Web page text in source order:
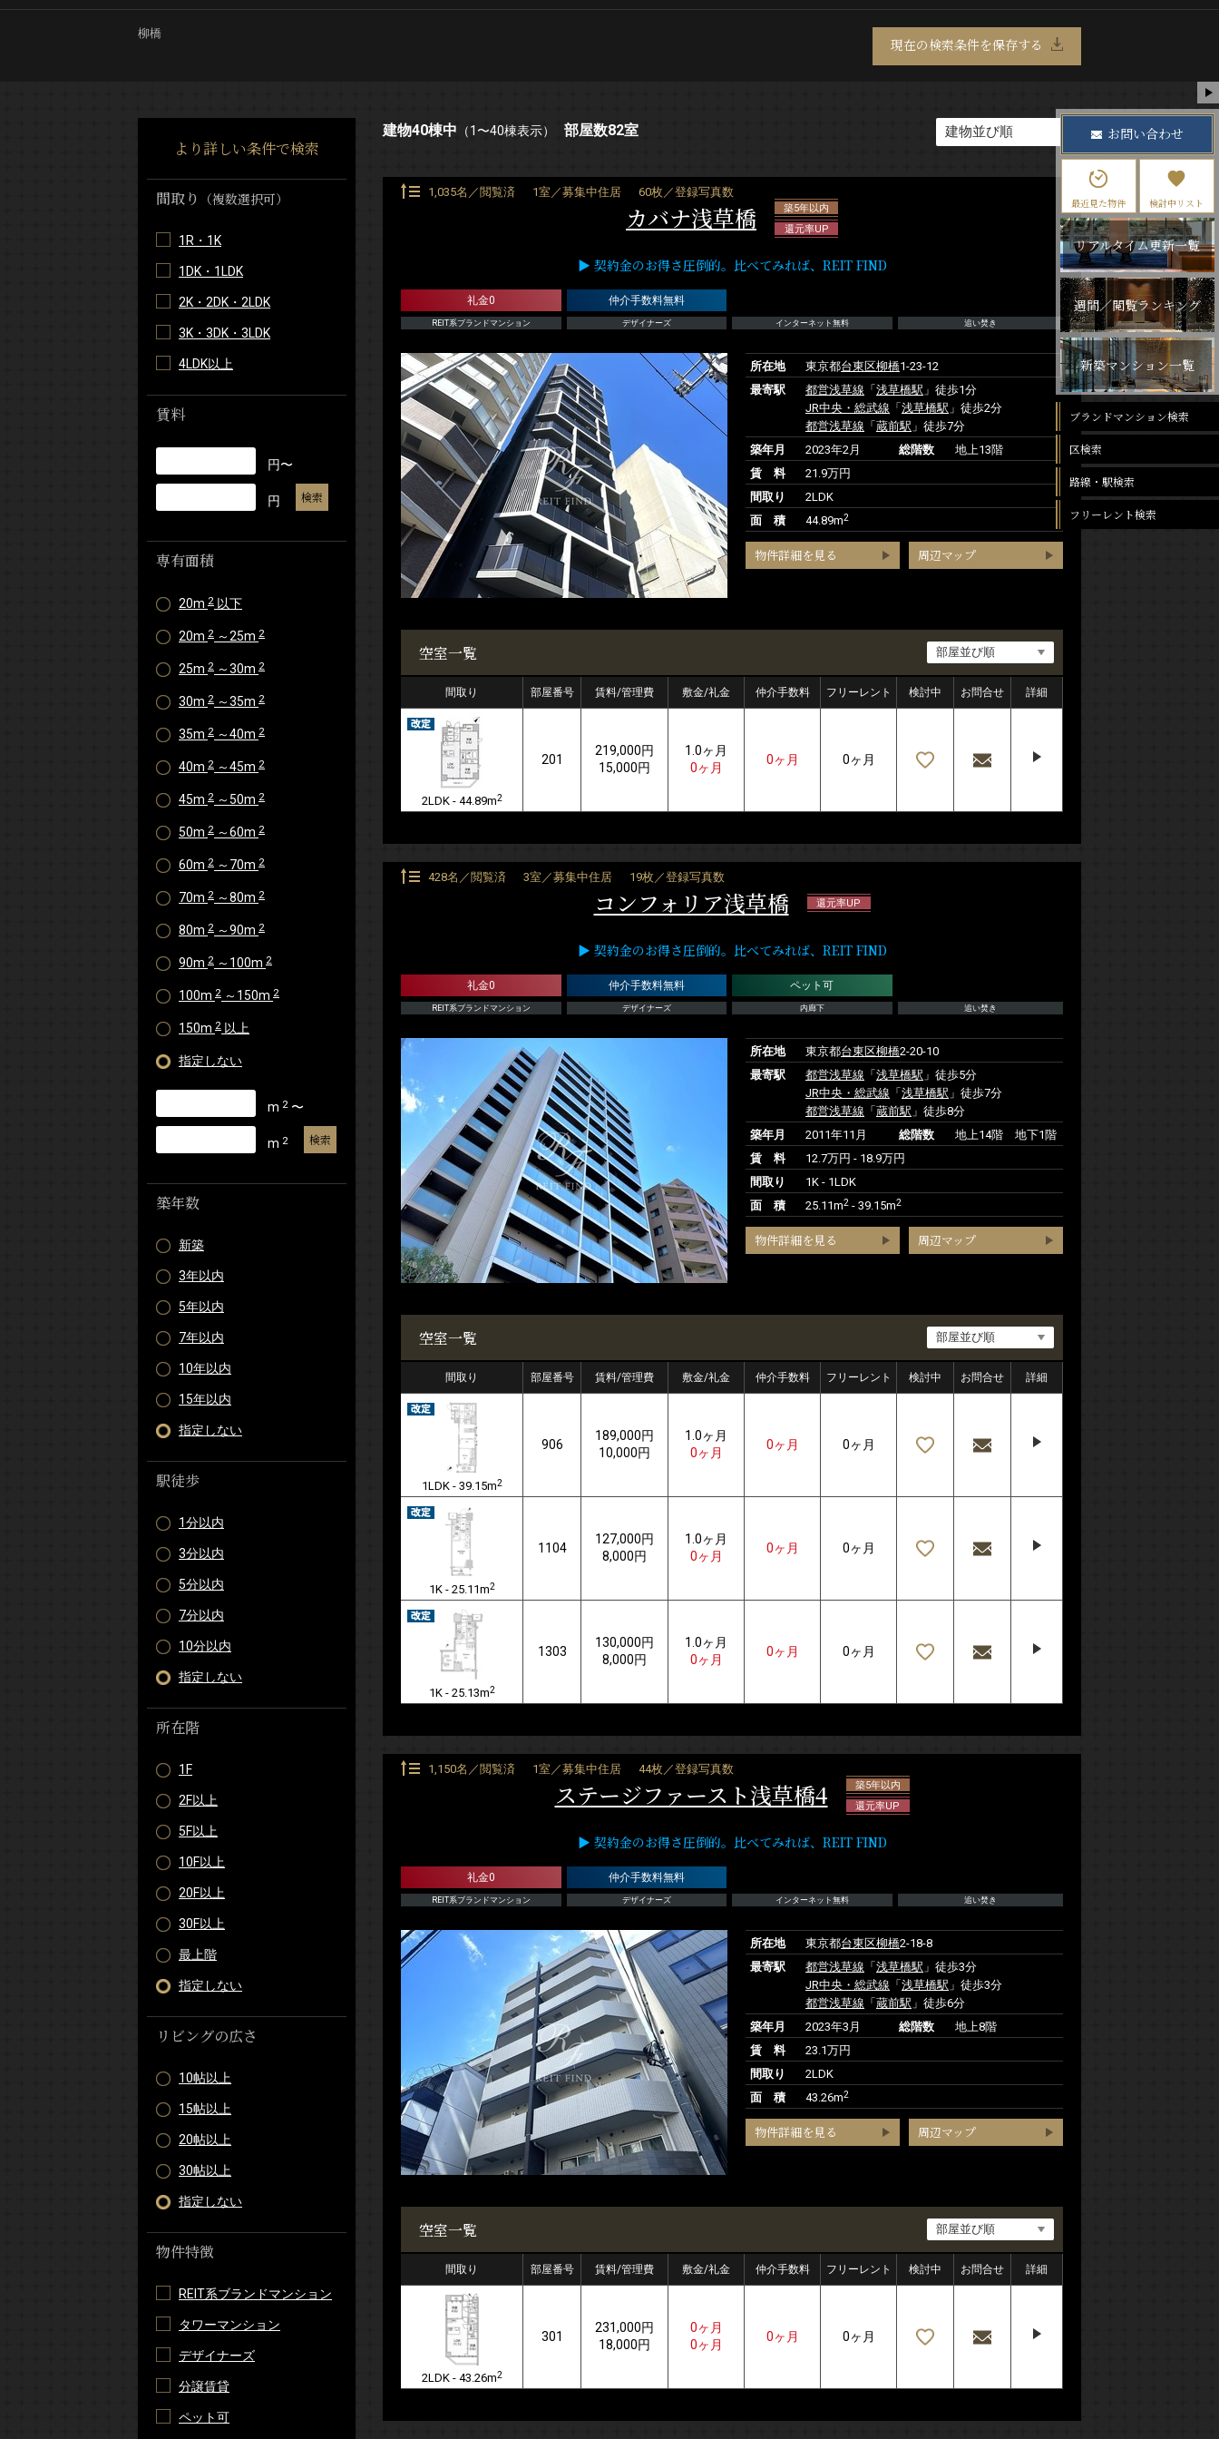
柳橋
現在の検索条件を保存する
より詳しい条件で検索
間取り （複数選択可）
1R・1K
1DK・1LDK
2K・2DK・2LDK
3K・3DK・3LDK
4LDK以上
賃料
円〜
円
専有面積
20m 2 以下
20m 2 ～25m 2
25m 2 ～30m 2
30m 2 ～35m 2
35m 2 ～40m 2
40m 2 ～45m 2
45m 2 ～50m 2
50m 2 ～60m 2
60m 2 ～70m 2
70m 2 ～80m 2
80m 2 ～90m 2
90m 2 ～100m 2
100m 2 ～150m 2
150m 2 以上
指定しない
m 2 〜
m 2
築年数
新築
3年以内
5年以内
7年以内
10年以内
15年以内
指定しない
駅徒歩
1分以内
3分以内
5分以内
7分以内
10分以内
指定しない
所在階
1F
2F以上
5F以上
10F以上
20F以上
30F以上
最上階
指定しない
リビングの広さ
10帖以上
15帖以上
20帖以上
30帖以上
指定しない
物件特徴
REIT系ブランドマンション
タワーマンション
デザイナーズ
分譲賃貸
ペット可
建物40棟中 （1〜40棟表示） 部屋数82室
1,035名／閲覧済 1室／募集中住居 60枚／登録写真数
カバナ浅草橋
築5年以内
還元率UP
▶ 契約金のお得さ圧倒的。比べてみれば、REIT FIND
礼金0 仲介手数料無料
REIT系ブランドマンション デザイナーズ インターネット無料 追い焚き
所在地 東京都台東区柳橋1-23-12
最寄駅
都営浅草線 「 浅草橋駅 」徒歩1分
JR中央・総武線 「 浅草橋駅 」徒歩2分
都営浅草線 「 蔵前駅 」徒歩7分
築年月
2023年2月 総階数
地上13階
賃 料
21.9万円
間取り
2LDK
面 積
44.89m2
物件詳細を見る 周辺マップ
空室一覧
間取り 部屋番号 賃料/管理費 敷金/礼金 仲介手数料 フリーレント 検討中 お問合せ 詳細
2LDK - 44.89m2
201
219,000円
15,000円
1.0ヶ月
0ヶ月
0ヶ月 0ヶ月
428名／閲覧済 3室／募集中住居 19枚／登録写真数
コンフォリア浅草橋 還元率UP
▶ 契約金のお得さ圧倒的。比べてみれば、REIT FIND
礼金0 仲介手数料無料 ペット可
REIT系ブランドマンション デザイナーズ 内廊下 追い焚き
所在地 東京都台東区柳橋2-20-10
最寄駅
都営浅草線 「 浅草橋駅 」徒歩5分
JR中央・総武線 「 浅草橋駅 」徒歩7分
都営浅草線 「 蔵前駅 」徒歩8分
築年月
2011年11月 総階数
地上14階 地下1階
賃 料
12.7万円 - 18.9万円
間取り
1K - 1LDK
面 積
25.11m2 - 39.15m2
物件詳細を見る 周辺マップ
空室一覧
間取り 部屋番号 賃料/管理費 敷金/礼金 仲介手数料 フリーレント 検討中 お問合せ 詳細
1LDK - 39.15m2
906
189,000円
10,000円
1.0ヶ月
0ヶ月
0ヶ月 0ヶ月
1K - 25.11m2
1104
127,000円
8,000円
1.0ヶ月
0ヶ月
0ヶ月 0ヶ月
1K - 25.13m2
1303
130,000円
8,000円
1.0ヶ月
0ヶ月
0ヶ月 0ヶ月
1,150名／閲覧済 1室／募集中住居 44枚／登録写真数
ステージファースト浅草橋4
築5年以内
還元率UP
▶ 契約金のお得さ圧倒的。比べてみれば、REIT FIND
礼金0 仲介手数料無料
REIT系ブランドマンション デザイナーズ インターネット無料 追い焚き
所在地 東京都台東区柳橋2-18-8
最寄駅
都営浅草線 「 浅草橋駅 」徒歩3分
JR中央・総武線 「 浅草橋駅 」徒歩3分
都営浅草線 「 蔵前駅 」徒歩6分
築年月
2023年3月 総階数
地上8階
賃 料
23.1万円
間取り
2LDK
面 積
43.26m2
物件詳細を見る 周辺マップ
空室一覧
間取り 部屋番号 賃料/管理費 敷金/礼金 仲介手数料 フリーレント 検討中 お問合せ 詳細
2LDK - 43.26m2
301
231,000円
18,000円
0ヶ月
0ヶ月
0ヶ月 0ヶ月
お問い合わせ
最近見た物件 検討中リスト
リアルタイム更新一覧
週間／閲覧ランキング
新築マンション一覧
ブランドマンション検索
区検索
路線・駅検索
フリーレント検索